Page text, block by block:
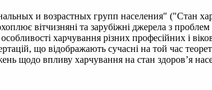
и возрастных групп населения" ("Стан
вітчизняні та зарубіжні джерела з
харчування різних професійних і
що відображають сучасні на той час
щодо впливу харчування на стан здоров’я